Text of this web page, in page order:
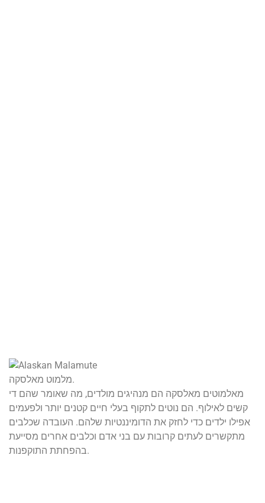
מלמוט מאלסקה.
מאלמוטים מאלסקה הם מנהיגים מולדים, מה שאומר שהם די
קשים לאילוף. הם נוטים לתקוף בעלי חיים קטנים יותר ולפעמים
אפילו ילדים כדי לחזק את הדומיננטיות שלהם. העובדה שכלבים
מתקשרים לעתים קרובות עם בני אדם וכלבים אחרים מסייעת
בהפחתת התוקפנות.